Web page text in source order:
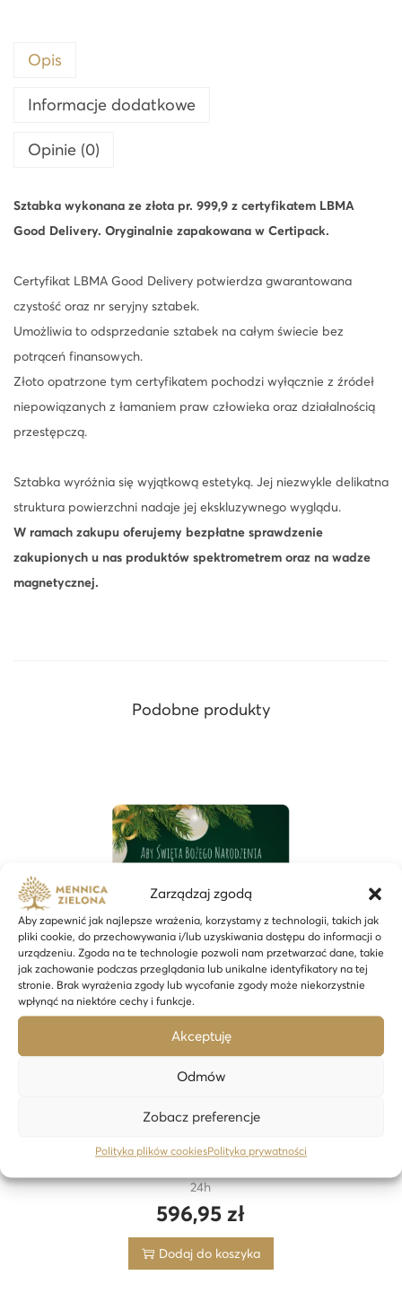
Zarządzaj zgodą
Aby zapewnić jak najlepsze wrażenia, korzystamy z technologii, takich jak
pliki cookie, do przechowywania i/lub uzyskiwania dostępu do informacji o
urządzeniu. Zgoda na te technologie pozwoli nam przetwarzać dane, takie
jak zachowanie podczas przeglądania lub unikalne identyfikatory na tej
stronie. Brak wyrażenia zgody lub wycofanie zgody może niekorzystnie
wpłynąć na niektóre cechy i funkcje.
Akceptuję
Odmów
Zobacz preferencje
Polityka plików cookiesPolityka prywatności
a
k
L
M
A
Opis
Informacje dodatkowe
Opinie (0)
Sztabka wykonana ze złota pr. 999,9 z certyfikatem LBMA
Good Delivery. Oryginalnie zapakowana w Certipack.
Certyfikat LBMA Good Delivery potwierdza gwarantowana
czystość oraz nr seryjny sztabek.
Umożliwia to odsprzedanie sztabek na całym świecie bez
potrąceń finansowych.
Złoto opatrzone tym certyfikatem pochodzi wyłącznie z źródeł
niepowiązanych z łamaniem praw człowieka oraz działalnością
przestępczą.
Sztabka wyróżnia się wyjątkową estetyką. Jej niezwykle delikatna
struktura powierzchni nadaje jej ekskluzywnego wyglądu.
W ramach zakupu oferujemy bezpłatne sprawdzenie
zakupionych u nas produktów spektrometrem oraz na wadze
magnetycznej.
Podobne produkty
24h
596,95zł
Dodaj do koszyka